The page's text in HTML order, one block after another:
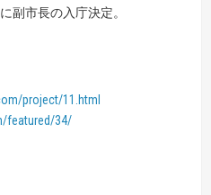
副市長の入庁決定。
project/11.html
featured/34/